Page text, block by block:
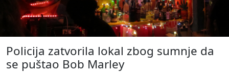
Policija zatvorila lokal zbog sumnje da
se puštao Bob Marley